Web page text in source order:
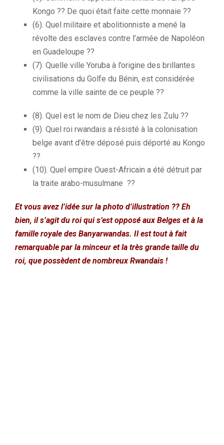
Kongo ?? De quoi était faite cette monnaie ??
(6). Quel militaire et abolitionniste a mené la
révolte des esclaves contre l’armée de Napoléon
en Guadeloupe ??
(7). Quelle ville Yoruba à l’origine des brillantes
civilisations du Golfe du Bénin, est considérée
comme la ville sainte de ce peuple ??
(8). Quel est le nom de Dieu chez les Zulu ??
(9). Quel roi rwandais a résisté à la colonisation
belge avant d’être déposé puis déporté au Kongo
??
(10). Quel empire Ouest-Africain a été détruit par
la traite arabo-musulmane ??
Et vous avez l’idée sur la photo d’illustration ?? Eh
bien, il s’agit du roi qui s’est opposé aux Belges et à la
famille royale des Banyarwandas. Il est tout à fait
remarquable par la minceur et la très grande taille du
roi, que possèdent de nombreux Rwandais !